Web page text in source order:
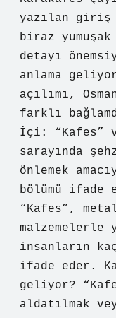
yazılan giriş
biraz yumuşak
detayı
anlama
açılımı,
farklı
İçi: “Kafes”
sarayında
önlemek
bölümü ifade
“Kafes”,
malzemelerle
insanların
ifade eder.
geliyor?
aldatılmak